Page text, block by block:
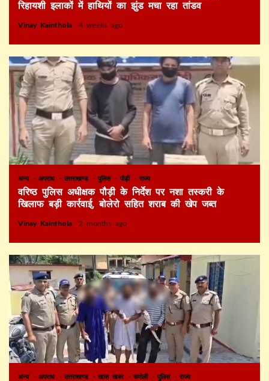
रिहायशी इलाकों में हाथियों का झुंड मचा रहा तांडव
Vinay Kainthola 4 weeks ago
अन्य अपराध उत्तराखण्ड पुलिस पौड़ी राज्य
वरिष्ठ पुलिस अधीक्षक पौड़ी के निर्देश पर नशा तस्करी के
खिलाफ बड़ी कार्रवाई, बोलेरो सहित शराब की खेप जब्त
Vinay Kainthola 2 months ago
अन्य अपराध उत्तराखण्ड खास खबर चमोली पुलिस राज्य